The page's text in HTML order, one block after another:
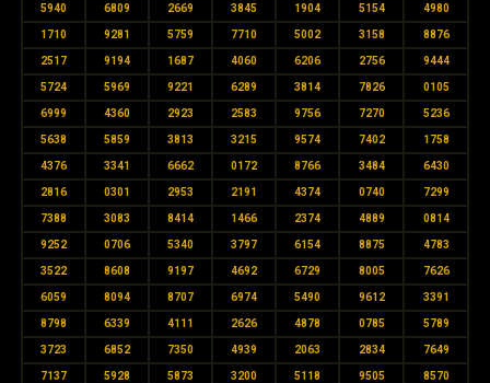
5940 6809 2669 3845 1904 5154 4980
1710 9281 5759 7710 5002 3158 8876
2517 9194 1687 4060 6206 2756 9444
5724 5969 9221 6289 3814 7826 0105
6999 4360 2923 2583 9756 7270 5236
5638 5859 3813 3215 9574 7402 1758
4376 3341 6662 0172 8766 3484 6430
2816 0301 2953 2191 4374 0740 7299
7388 3083 8414 1466 2374 4889 0814
9252 0706 5340 3797 6154 8875 4783
3522 8608 9197 4692 6729 8005 7626
6059 8094 8707 6974 5490 9612 3391
8798 6339 4111 2626 4878 0785 5789
3723 6852 7350 4939 2063 2834 7649
7137 5928 5873 3200 5118 9505 8570